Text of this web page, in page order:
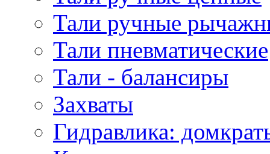
Тали ручные
Тали пневматические
Тали - балансиры
Захваты
Гидравлика: